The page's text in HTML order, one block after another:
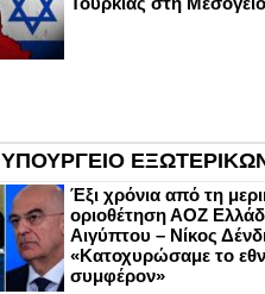
ΥΠΟΥΡΓΕΙΟ
Έξι χρόνια από τη
οριοθέτηση ΑΟΖ
Αιγύπτου – Νίκος
«Κατοχυρώσαμε το
συμφέρον»